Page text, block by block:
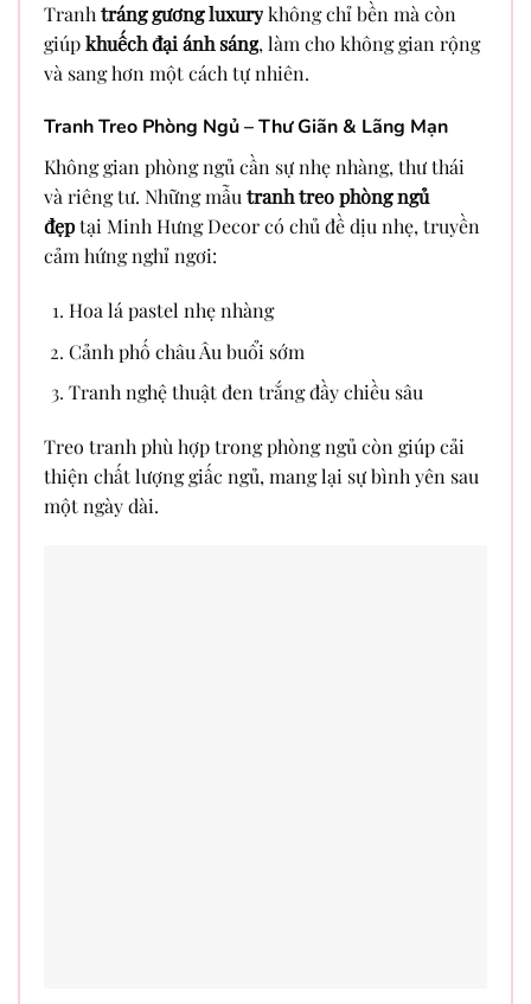
Tranhtráng gương luxurykhông chỉ bền mà còn
giúpkhuếch đại ánh sáng, làm cho không gian rộng
và sang hơn một cách tự nhiên.
Tranh Treo Phòng Ngủ – Thư Giãn & Lãng Mạn
Không gian phòng ngủ cần sự nhẹ nhàng, thư thái
và riêng tư. Những mẫutranh treo phòng ngủ
đẹptại Minh Hưng Decor có chủ đề dịu nhẹ, truyền
cảm hứng nghỉ ngơi:
Hoa lá pastel nhẹ nhàng
Cảnh phố châu Âu buổi sớm
Tranh nghệ thuật đen trắng đầy chiều sâu
Treo tranh phù hợp trong phòng ngủ còn giúp cải
thiện chất lượng giấc ngủ, mang lại sự bình yên sau
một ngày dài.